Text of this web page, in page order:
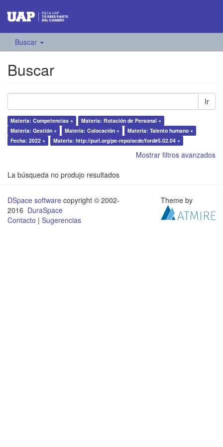
Buscar
Buscar
Ir
Materia: Competencias ×
Materia: Rotación de Personal ×
Materia: Gestión ×
Materia: Colocación ×
Materia: Talento humano ×
Fecha: 2022 ×
Materia: http://purl.org/pe-repo/ocde/ford#5.02.04 ×
Mostrar filtros avanzados
La búsqueda no produjo resultados
DSpace software copyright © 2002-
2016 DuraSpace
Contacto | Sugerencias
Theme by